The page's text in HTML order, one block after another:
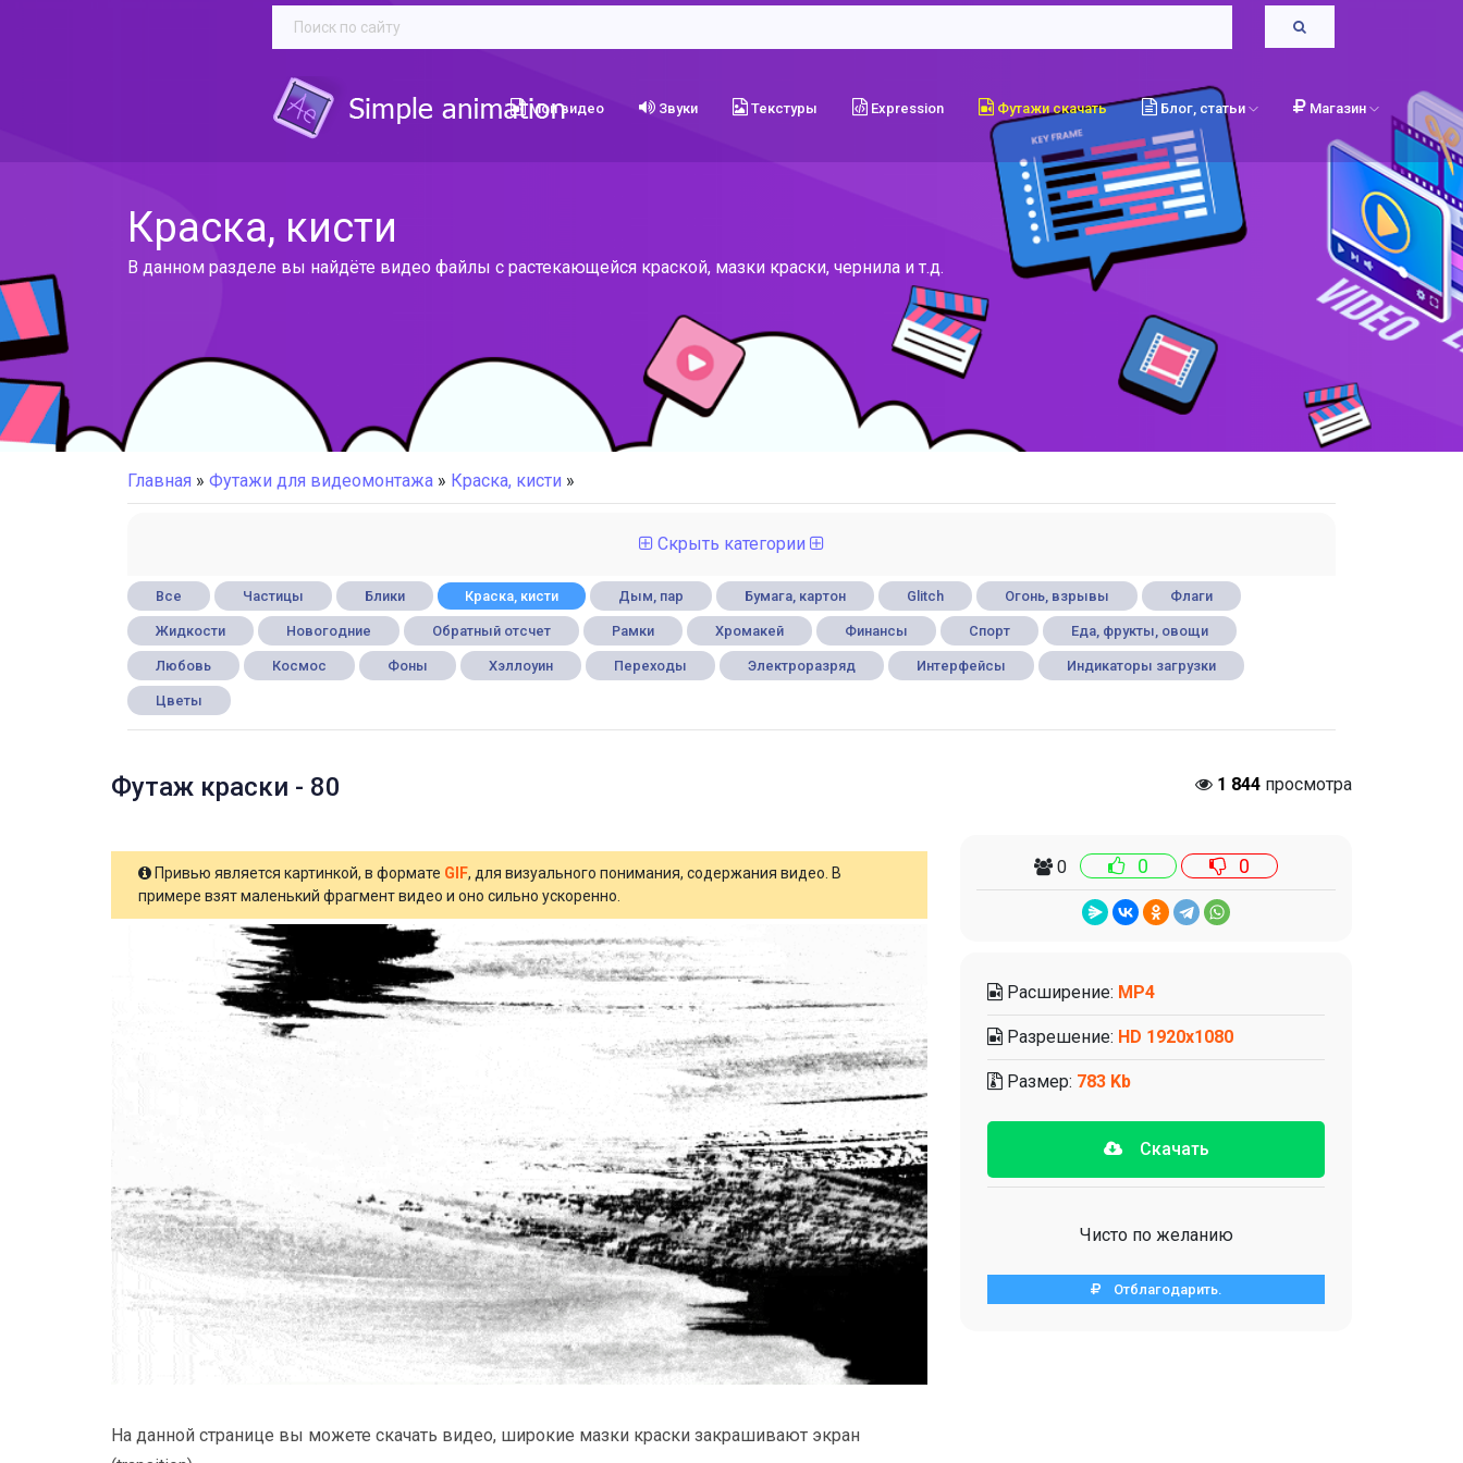
Мои видео Звуки Текстуры Expression Футажи скачать Блог, статьи Магазин
Краска, кисти
В данном разделе вы найдёте видео файлы с растекающейся краской, мазки краски, чернила и т.д.
Главная » Футажи для видеомонтажа » Краска, кисти »
Скрыть категории
Все Частицы Блики Краска, кисти Дым, пар Бумага, картон Glitch Огонь, взрывы Флаги
Жидкости Новогодние Обратный отсчет Рамки Хромакей Финансы Спорт Еда, фрукты, овощи
Любовь Космос Фоны Хэллоуин Переходы Электроразряд Интерфейсы Индикаторы загрузки
Цветы
Футаж краски - 80 1 844 просмотра
Привью является картинкой, в формате GIF, для визуального понимания, содержания видео. В
примере взят маленький фрагмент видео и оно сильно ускоренно.
На данной странице вы можете скачать видео, широкие мазки краски закрашивают экран
0 0 0
Расширение: MP4
Разрешение: HD 1920x1080
Размер: 783 Kb
Скачать
Чисто по желанию
Отблагодарить.